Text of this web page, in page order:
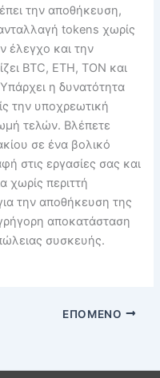
την αποθήκευση,
tokens χωρίς
έλεγχο και την
BTC, ETH, TON και
η δυνατότητα
την υποχρεωτική
τελών. Βλέπετε
σε ένα βολικό
στις εργασίες σας και
χωρίς περιττή
την αποθήκευση της
αποκατάσταση
συσκευής.
ΕΠΌΜΕΝΟ